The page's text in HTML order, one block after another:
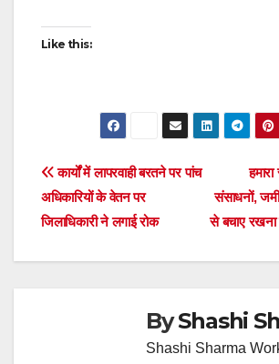
Like this:
Post
navigation
संसाधनों,
से बचाए
कार्यों में लापरवाही बरतने पर पांच
अधिकारियों के वेतन पर
जिलाधिकारी ने लगाई रोक
ByShashi
Shashi Sharma